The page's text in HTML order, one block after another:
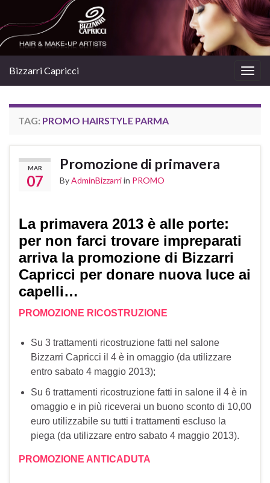
Bizzarri Capricci
TAG: PROMO HAIRSTYLE PARMA
MAR
07
Promozione di primavera
ByAdminBizzarriin PROMO
La primavera 2013 è alle porte:
per non farci trovare impreparati
arriva la promozione di Bizzarri
Capricci per donare nuova luce ai
capelli…
PROMOZIONE RICOSTRUZIONE
Su 3 trattamenti ricostruzione fatti nel salone
Bizzarri Capricci il 4 è in omaggio (da utilizzare
entro sabato 4 maggio 2013);
Su 6 trattamenti ricostruzione fatti in salone il 4 è in
omaggio e in più riceverai un buono sconto di 10,00
euro utilizzabile su tutti i trattamenti escluso la
piega (da utilizzare entro sabato 4 maggio 2013).
PROMOZIONE ANTICADUTA